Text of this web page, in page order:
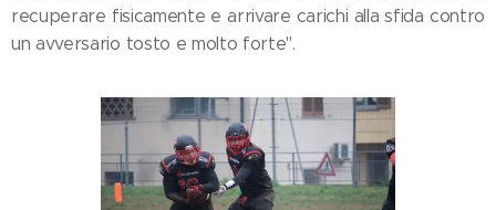
recuperare fisicamente e arrivare carichi alla sfida contro
un avversario tosto e molto forte".